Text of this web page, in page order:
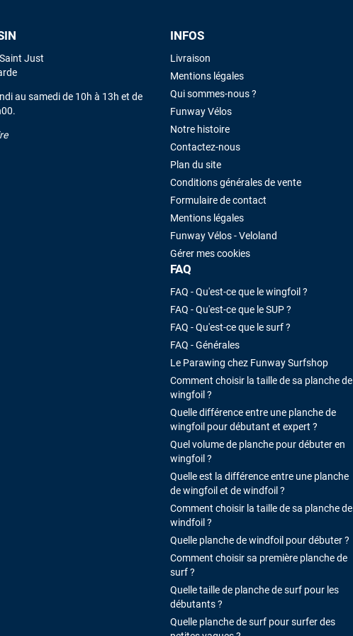
Just
au samedi de 10h à 13h et de
INFOS
Livraison
Mentions légales
Qui sommes-nous ?
Funway Vélos
Notre histoire
Contactez-nous
Plan du site
Conditions générales de vente
Formulaire de contact
Mentions légales
Funway Vélos - Veloland
Gérer mes cookies
FAQ
FAQ - Qu'est-ce que le wingfoil ?
FAQ - Qu'est-ce que le SUP ?
FAQ - Qu'est-ce que le surf ?
FAQ - Générales
Le Parawing chez Funway Surfshop
Comment choisir la taille de sa planche de
wingfoil ?
Quelle différence entre une planche de
wingfoil pour débutant et expert ?
Quel volume de planche pour débuter en
wingfoil ?
Quelle est la différence entre une planche
de wingfoil et de windfoil ?
Comment choisir la taille de sa planche de
windfoil ?
Quelle planche de windfoil pour débuter ?
Comment choisir sa première planche de
surf ?
Quelle taille de planche de surf pour les
débutants ?
Quelle planche de surf pour surfer des